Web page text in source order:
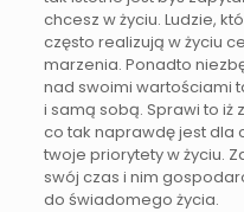
chcesz w życiu. Ludzie,
często realizują w życiu
marzenia. Ponadto
nad swoimi wartościami
i samą sobą. Sprawi to iż
co tak naprawdę jest dla
twoje priorytety w życiu.
swój czas i nim
do świadomego życia.